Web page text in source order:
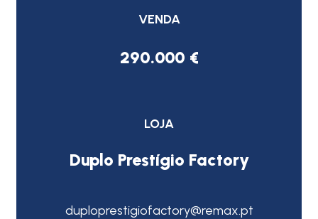
VENDA
290.000 €
LOJA
Duplo Prestígio Factory
duploprestigiofactory@remax.pt